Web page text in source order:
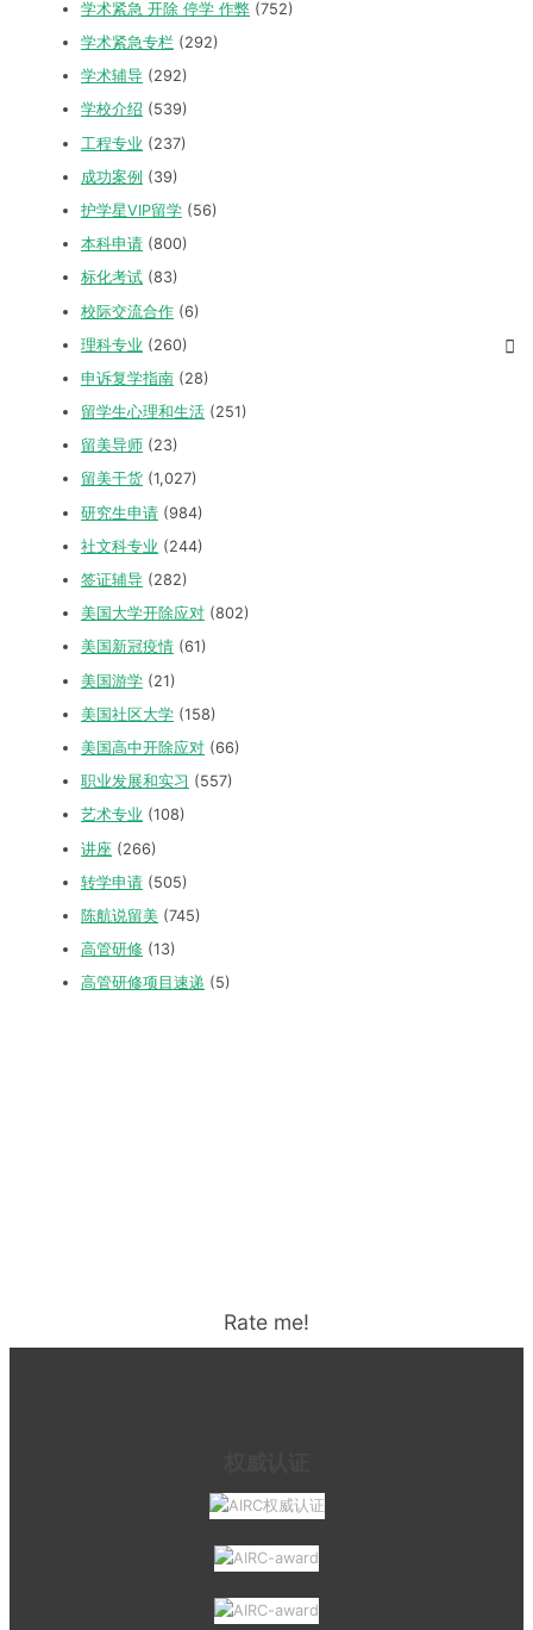
学术紧急 开除 停学 作弊 (752)
学术紧急专栏 (292)
学术辅导 (292)
学校介绍 (539)
工程专业 (237)
成功案例 (39)
护学星VIP留学 (56)
本科申请 (800)
标化考试 (83)
校际交流合作 (6)
理科专业 (260)
申诉复学指南 (28)
留学生心理和生活 (251)
留美导师 (23)
留美干货 (1,027)
研究生申请 (984)
社文科专业 (244)
签证辅导 (282)
美国大学开除应对 (802)
美国新冠疫情 (61)
美国游学 (21)
美国社区大学 (158)
美国高中开除应对 (66)
职业发展和实习 (557)
艺术专业 (108)
讲座 (266)
转学申请 (505)
陈航说留美 (745)
高管研修 (13)
高管研修项目速递 (5)
Rate me!